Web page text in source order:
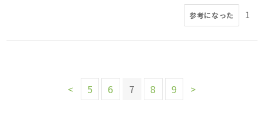
参考になった 1
< 5 6 7 8 9 >